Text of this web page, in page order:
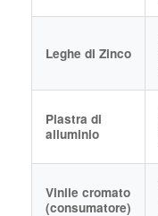
Leghe di Zinco
Piastra di
alluminio
Vinile cromato
(consumatore)